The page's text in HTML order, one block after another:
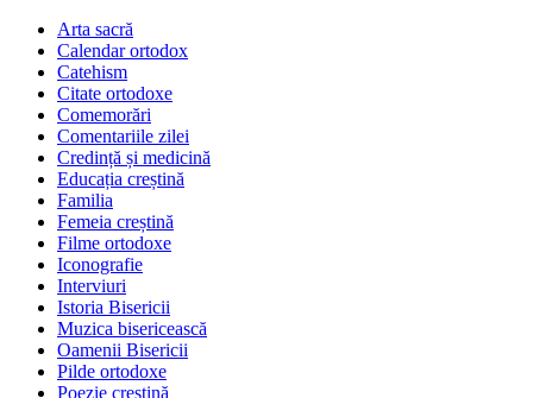
Arta sacră
Calendar ortodox
Catehism
Citate ortodoxe
Comemorări
Comentariile zilei
Credință și medicină
Educația creștină
Familia
Femeia creștină
Filme ortodoxe
Iconografie
Interviuri
Istoria Bisericii
Muzica bisericească
Oamenii Bisericii
Pilde ortodoxe
Poezie creştină